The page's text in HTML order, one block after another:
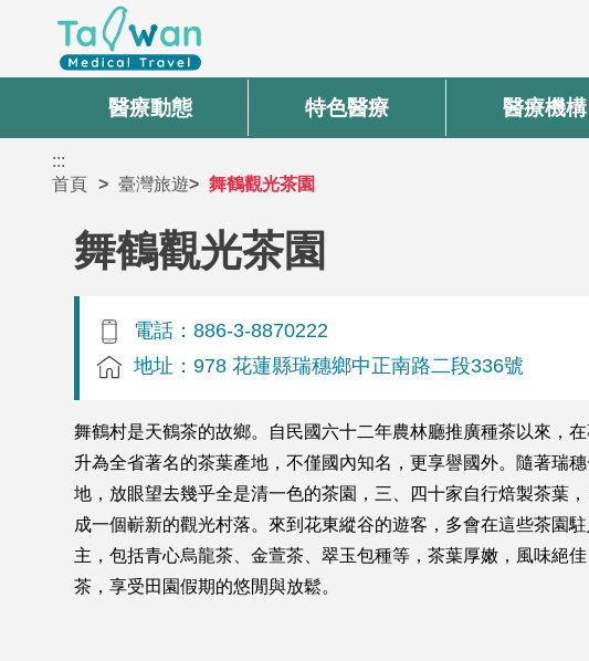
醫療動態 特色醫療 醫療機構
:::
首頁
臺灣旅遊 舞鶴觀光茶園
舞鶴觀光茶園
電話：886-3-8870222
地址：978 花蓮縣瑞穗鄉中正南路二段336號
舞鶴村是天鶴茶的故鄉。自民國六十二年農林廳推廣種茶以來，
升為全省著名的茶葉產地，不僅國內知名，更享譽國外。隨著瑞
地，放眼望去幾乎全是清一色的茶園，三、四十家自行焙製茶葉
成一個嶄新的觀光村落。來到花東縱谷的遊客，多會在這些茶園
主，包括青心烏龍茶、金萱茶、翠玉包種等，茶葉厚嫩，風味絕
茶，享受田園假期的悠閒與放鬆。